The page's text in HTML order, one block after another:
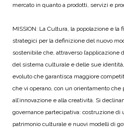
mercato in quanto a prodotti, servizi e
MISSION: La Cultura, la popolazione e la
strategici per la definizione del nuovo
sostenibile che, attraverso
del sistema culturale e delle sue
evoluto che garantisca maggiore
che vi operano, con un orientamento che
all’innovazione e alla creatività. Si
governance partecipativa: costruzione di
patrimonio culturale e nuovi modelli di